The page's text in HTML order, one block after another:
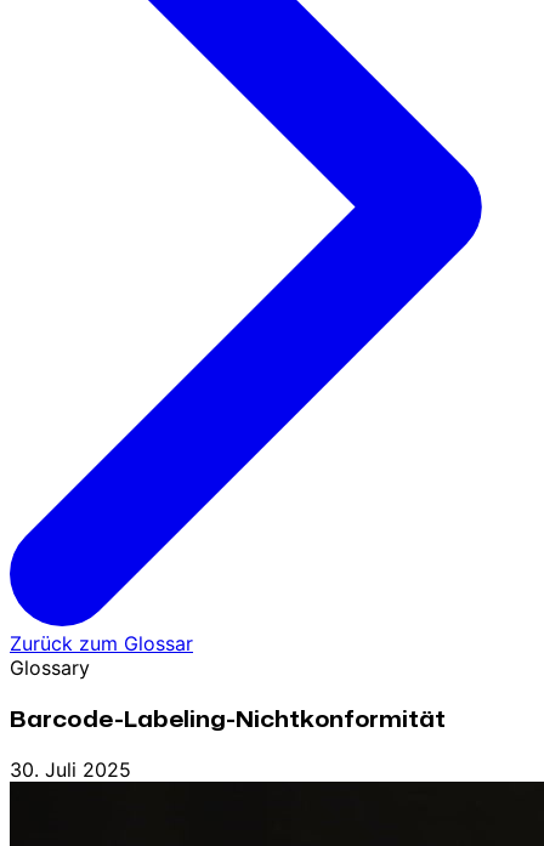
Zurück zum Glossar
Glossary
Barcode-Labeling-Nichtkonformität
30. Juli 2025